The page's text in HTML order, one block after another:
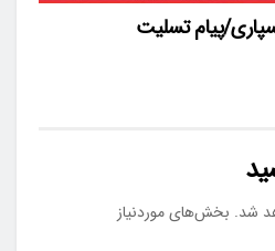
پیام تسلیت
شد. بخش‌های موردنیاز